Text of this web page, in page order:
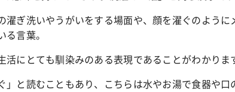
濯ぎ洗いやうがいをする場面や、顔を濯ぐのように
言葉。
活にとても馴染みのある表現であることがわかりま
」と読むこともあり、こちらは水やお湯で食器や口
】着こなしテ
れ女子が夢中な「ヌン活」の楽しみ方